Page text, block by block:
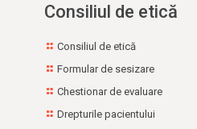
Consiliul de etică
Consiliul de etică
Formular de sesizare
Chestionar de evaluare
Drepturile pacientului